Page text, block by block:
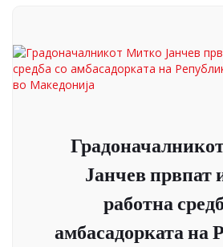
Јанчев првпат
работна
амбасадорката на